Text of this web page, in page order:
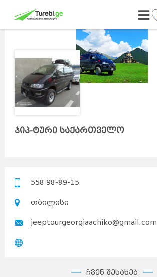
ჯიპ-ტური საქართველო
558 98-89-15
თბილისი
jeeptourgeorgiaachiko@gmail.com
ჩვენ შესახებ